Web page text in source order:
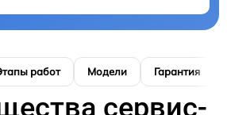
работ Модели Гарантия
сервис-